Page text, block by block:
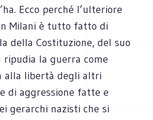
Ecco perché l’ulteriore
Milani è tutto fatto di
della Costituzione, del suo
ripudia la guerra come
alla libertà degli altri
di aggressione fatte e
gerarchi nazisti che si